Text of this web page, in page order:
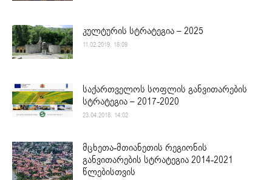
კულტურის სტრატეგია – 2025
11.02.2019. 18:09
საქართველოს სოფლის განვითარების
სტრატეგია – 2017-2020
23.04.2018. 14:02
მცხეთა-მთიანეთის რეგიონის
განვითარების სტრატეგია 2014-2021
წლებისთვის